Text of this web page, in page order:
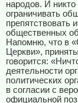
народов. И
ограничивать
препятствовать
общественных
Напомню, что в
Церкви»,
говорится:
деятельности
политических
в согласии с
официальной